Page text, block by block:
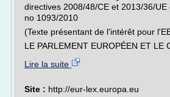
directives 2008/48/CE et 2013/36/
no 1093/2010
(Texte présentant de l'intérêt pour
LE PARLEMENT EUROPÉEN ET LE
Lire la suite
Site : http://eur-lex.europa.eu